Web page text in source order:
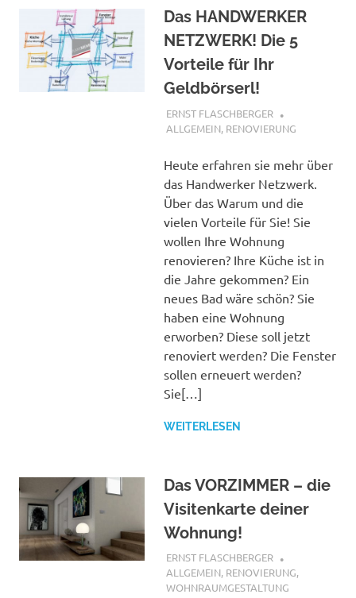
Das HANDWERKER
NETZWERK! Die 5
Vorteile für Ihr
Geldbörserl!
8. JANUAR 2018
ERNST FLASCHBERGER
ALLGEMEIN, RENOVIERUNG
Heute erfahren sie mehr über
das Handwerker Netzwerk.
Über das Warum und die
vielen Vorteile für Sie! Sie
wollen Ihre Wohnung
renovieren? Ihre Küche ist in
die Jahre gekommen? Ein
neues Bad wäre schön? Sie
haben eine Wohnung
erworben? Diese soll jetzt
renoviert werden? Die Fenster
sollen erneuert werden?
Sie[…]
WEITERLESEN
Das VORZIMMER – die
Visitenkarte deiner
Wohnung!
2. DEZEMBER 2017
ERNST FLASCHBERGER
ALLGEMEIN, RENOVIERUNG,
WOHNRAUMGESTALTUNG